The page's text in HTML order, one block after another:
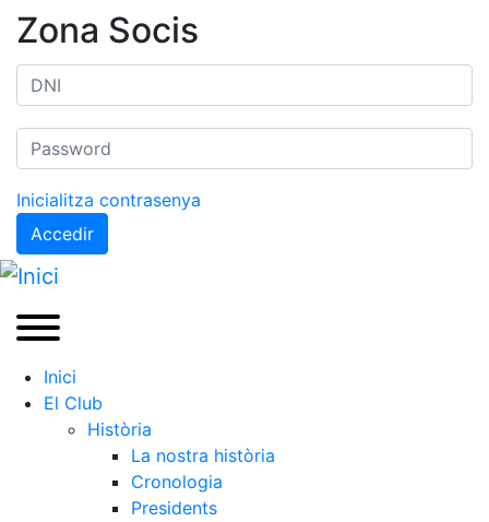
Zona Socis
Inicialitza contrasenya
Accedir
Inici
El Club
Història
La nostra història
Cronologia
Presidents